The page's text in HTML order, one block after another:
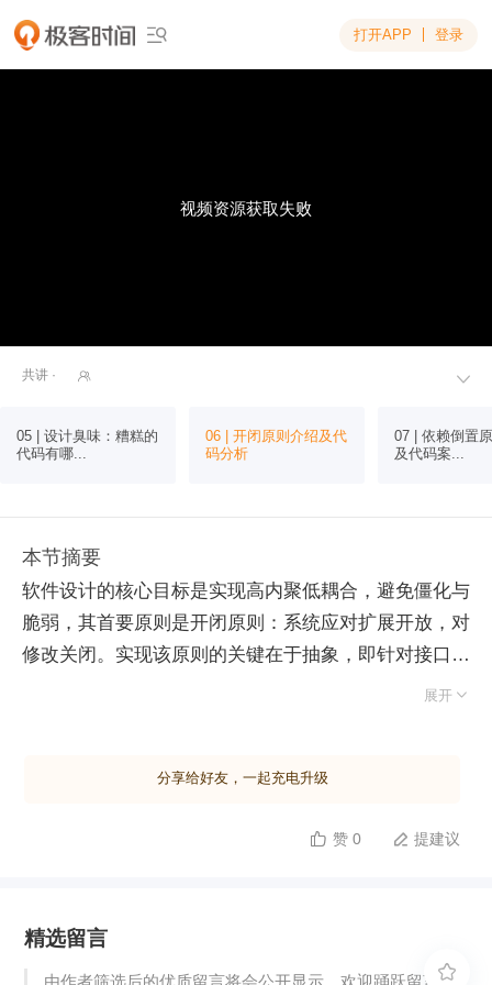
 打开APP 登录
视频资源获取失败

共讲 · 
05 | 设计臭味：糟糕的
代码有哪...
06 | 开闭原则介绍及代
码分析
07 | 依赖倒置
及代码案...
本节摘要
软件设计的核心目标是实现高内聚低耦合，避免僵化与
脆弱，其首要原则是开闭原则：系统应对扩展开放，对
修改关闭。实现该原则的关键在于抽象，即针对接口编
口，新增按钮类型无需修改按钮源码，但拨号器内部仍
步采用适配器模式，由适配器将接口调用转换为拨号器
需求（如按键时同时触发点亮等多重操作），观察者模
式提供了更优解。按钮维护监听器列表，按下时遍历通
展开 
分享给好友，一起充电升级
 赞 0  提建议
精选留言
由作者筛选后的优质留言将会公开显示，欢迎踊跃留言。
